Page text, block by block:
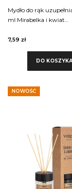
Mydło do rąk
ml Mirabelka i kwiat
Care
7,59 zł
DO
NOWOŚĆ